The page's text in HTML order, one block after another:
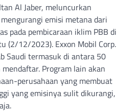
Al Jaber, meluncurkan
emisi metana dari
pada pembicaraan iklim PBB di
(2/12/2023). Exxon Mobil Corp.
Saudi termasuk di antara 50
Program lain akan
perusahaan yang membuat
yang emisinya sulit dikurangi,